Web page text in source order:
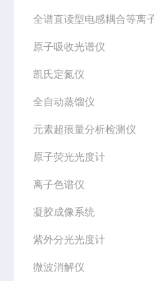
原子吸收光谱仪
凯氏定氮仪
全自动蒸馏仪
元素超痕量分析检测仪
原子荧光光度计
离子色谱仪
凝胶成像系统
紫外分光光度计
微波消解仪